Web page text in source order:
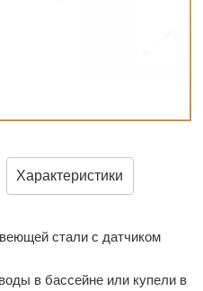
Характеристики
стали с датчиком
в бассейне или купели в